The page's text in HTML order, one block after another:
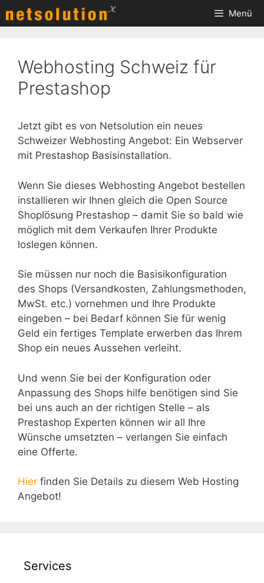
Inhalt
Menü
Webhosting Schweiz für
Prestashop
Jetzt gibt es von Netsolution ein neues
Schweizer Webhosting Angebot: Ein Webserver
mit Prestashop Basisinstallation.
Wenn Sie dieses Webhosting Angebot bestellen
installieren wir Ihnen gleich die Open Source
Shoplösung Prestashop – damit Sie so bald wie
möglich mit dem Verkaufen Ihrer Produkte
loslegen können.
Sie müssen nur noch die Basisikonfiguration
des Shops (Versandkosten, Zahlungsmethoden,
MwSt. etc.) vornehmen und Ihre Produkte
eingeben – bei Bedarf können Sie für wenig
Geld ein fertiges Template erwerben das Ihrem
Shop ein neues Aussehen verleiht.
Und wenn Sie bei der Konfiguration oder
Anpassung des Shops hilfe benötigen sind Sie
bei uns auch an der richtigen Stelle – als
Prestashop Experten können wir all Ihre
Wünsche umsetzten – verlangen Sie einfach
eine Offerte.
Hier finden Sie Details zu diesem Web Hosting
Angebot!
Services